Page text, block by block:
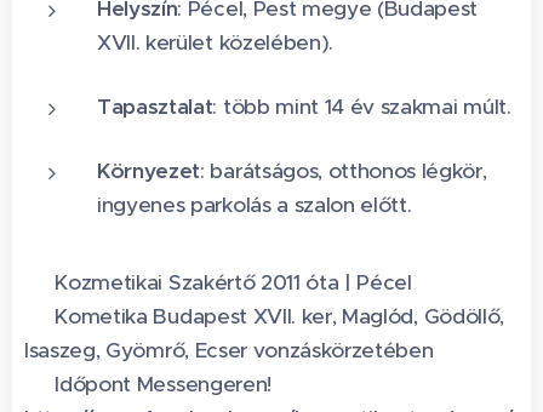
Helyszín: Pécel, Pest megye (Budapest
XVII. kerület közelében).
Tapasztalat: több mint 14 év szakmai múlt.
Környezet: barátságos, otthonos légkör,
ingyenes parkolás a szalon előtt.
✨ Kozmetikai Szakértő 2011 óta | Pécel
📍 Kometika Budapest XVII. ker, Maglód, Gödöllő,
Isaszeg, Gyömrő, Ecser vonzáskörzetében
📩 Időpont Messengeren! 👇